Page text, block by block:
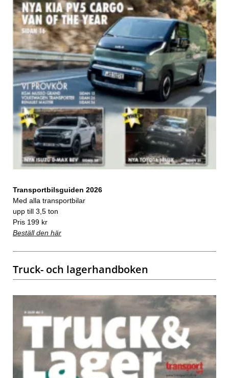
Transportbilsguiden 2026
Med alla transportbilar
upp till 3,5 ton
Pris 199 kr
Beställ den här
Truck- och lagerhandboken